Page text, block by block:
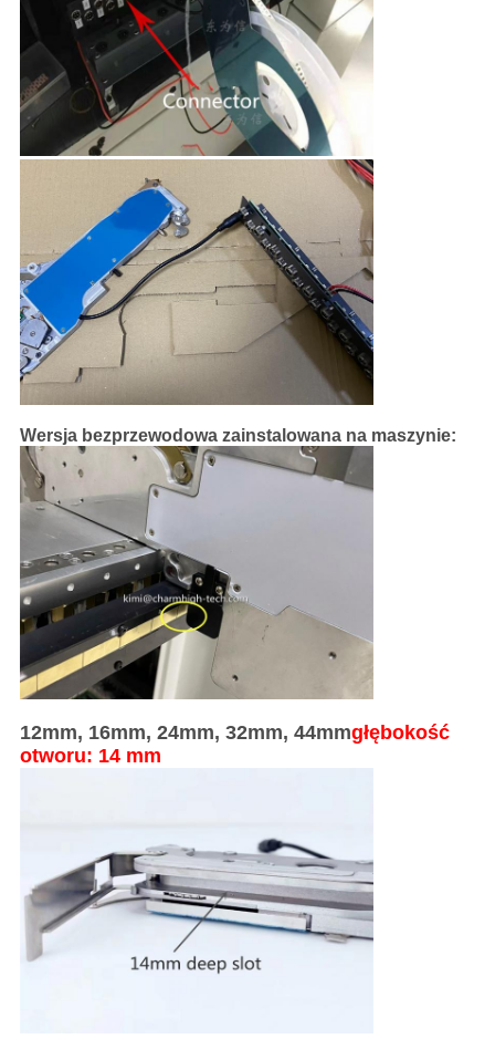
Wersja bezprzewodowa zainstalowana na maszynie:
12mm, 16mm, 24mm, 32mm, 44mmgłębokość
otworu: 14 mm